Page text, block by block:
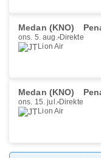
Medan (KNO)
ons. 5. aug. Direkte
Lion Air
Medan (KNO)
ons. 15. jul. Direkte
Lion Air